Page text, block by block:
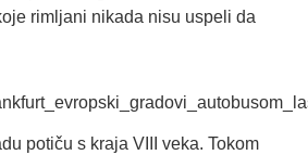
rimljani nikada nisu uspeli da
potiču s kraja VIII veka. Tokom